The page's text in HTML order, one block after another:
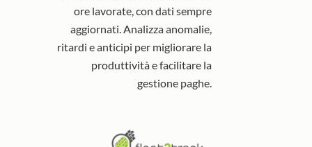
ore lavorate, con dati sempre
aggiornati. Analizza anomalie,
ritardi e anticipi per migliorare la
produttività e facilitare la
gestione paghe.